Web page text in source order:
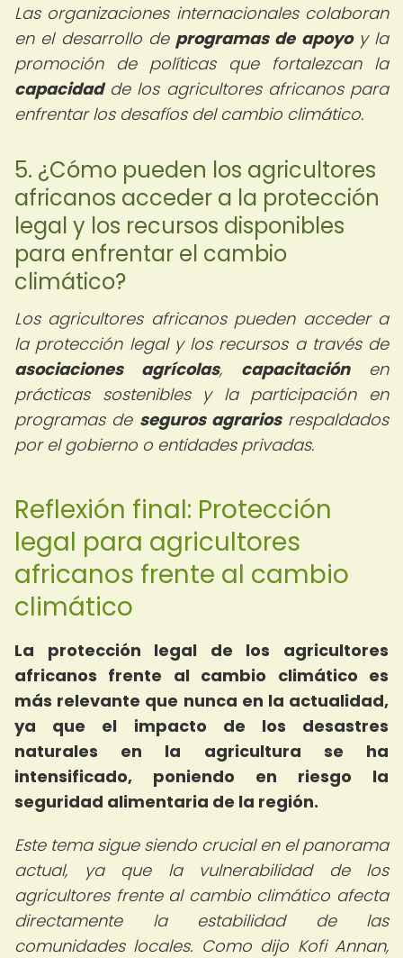
Las organizaciones internacionales colaboran
en el desarrollo de programas de apoyoy la
promoción de políticas que fortalezcan la
capacidadde los agricultores africanos para
enfrentar los desafíos del cambio climático.
5. ¿Cómo pueden los agricultores
africanos acceder a la protección
legal y los recursos disponibles
para enfrentar el cambio
climático?
Los agricultores africanos pueden acceder a
la protección legal y los recursos a través de
asociaciones agrícolas, capacitaciónen
prácticas sostenibles y la participación en
programas de seguros agrariosrespaldados
por el gobierno o entidades privadas.
Reflexión final: Protección
legal para agricultores
africanos frente al cambio
climático
La protección legal de los agricultores
africanos frente al cambio climático es
más relevante que nunca en la actualidad,
ya que el impacto de los desastres
naturales en la agricultura se ha
intensificado, poniendo en riesgo la
seguridad alimentaria de la región.
Este tema sigue siendo crucial en el panorama
actual, ya que la vulnerabilidad de los
agricultores frente al cambio climático afecta
directamente la estabilidad de las
comunidades locales. Como dijo Kofi Annan,